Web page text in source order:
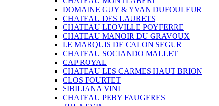
DOMAINE GUY & YVAN DUFOULEUR
CHATEAU DES LAURETS
CHATEAU LEOVILLE POYFERRE
CHATEAU MANOIR DU GRAVOUX
LE MARQUIS DE CALON SEGUR
CHATEAU SOCIANDO MALLET
CAP ROYAL
CHATEAU LES CARMES HAUT BRION
CLOS FOURTET
SIBILIANA VINI
CHATEAU PEBY FAUGERES